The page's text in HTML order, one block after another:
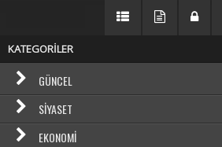
KATEGORİLER
GÜNCEL
SIYASET
EKONOMI